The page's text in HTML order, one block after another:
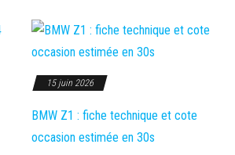
15 juin 2026
BMW Z1 : fiche technique et cote
occasion estimée en 30s